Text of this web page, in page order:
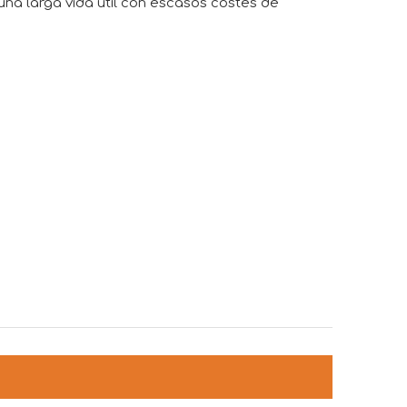
larga vida útil con escasos costes de